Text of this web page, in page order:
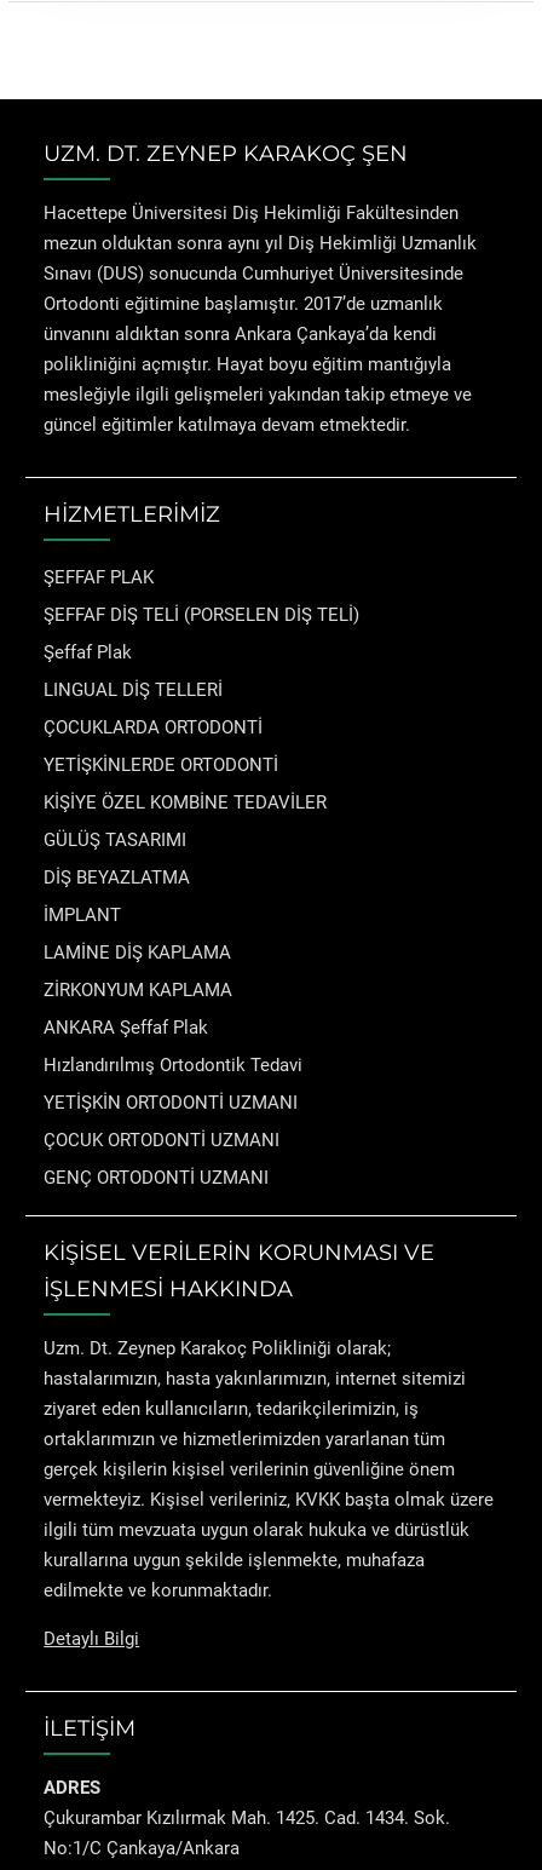
UZM. DT. ZEYNEP KARAKOÇ ŞEN
Hacettepe Üniversitesi Diş Hekimliği Fakültesinden
mezun olduktan sonra aynı yıl Diş Hekimliği Uzmanlık
Sınavı (DUS) sonucunda Cumhuriyet Üniversitesinde
Ortodonti eğitimine başlamıştır. 2017’de uzmanlık
ünvanını aldıktan sonra Ankara Çankaya’da kendi
polikliniğini açmıştır. Hayat boyu eğitim mantığıyla
mesleğiyle ilgili gelişmeleri yakından takip etmeye ve
güncel eğitimler katılmaya devam etmektedir.
HİZMETLERİMİZ
ŞEFFAF PLAK
ŞEFFAF DİŞ TELİ (PORSELEN DİŞ TELİ)
Şeffaf Plak
LINGUAL DİŞ TELLERİ
ÇOCUKLARDA ORTODONTİ
YETİŞKİNLERDE ORTODONTİ
KİŞİYE ÖZEL KOMBİNE TEDAVİLER
GÜLÜŞ TASARIMI
DİŞ BEYAZLATMA
İMPLANT
LAMİNE DİŞ KAPLAMA
ZİRKONYUM KAPLAMA
ANKARA Şeffaf Plak
Hızlandırılmış Ortodontik Tedavi
YETİŞKİN ORTODONTİ UZMANI
ÇOCUK ORTODONTİ UZMANI
GENÇ ORTODONTİ UZMANI
KİŞİSEL VERİLERİN KORUNMASI VE
İŞLENMESİ HAKKINDA
Uzm. Dt. Zeynep Karakoç Polikliniği olarak;
hastalarımızın, hasta yakınlarımızın, internet sitemizi
ziyaret eden kullanıcıların, tedarikçilerimizin, iş
ortaklarımızın ve hizmetlerimizden yararlanan tüm
gerçek kişilerin kişisel verilerinin güvenliğine önem
vermekteyiz. Kişisel verileriniz, KVKK başta olmak üzere
ilgili tüm mevzuata uygun olarak hukuka ve dürüstlük
kurallarına uygun şekilde işlenmekte, muhafaza
edilmekte ve korunmaktadır.
Detaylı Bilgi
İLETİŞİM
ADRES
Çukurambar Kızılırmak Mah. 1425. Cad. 1434. Sok.
No:1/C Çankaya/Ankara